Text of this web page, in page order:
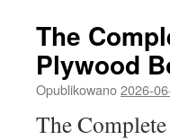
The
Plywood
Opublikowano2026-
The